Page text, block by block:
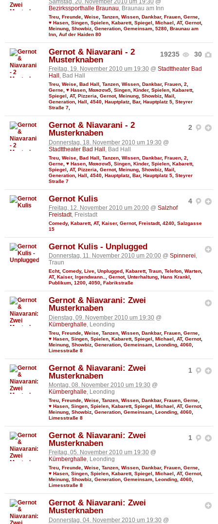
Samstag, 20. November 2010 um 19:30 @
Bezirkssporthalle Braunau, Braunau am Inn
Treu Freunde Weise Tanzen Wissen Dankbar, Frauen Gerne
♥ Hasen Singen Spielen Kabarett, Spiegel Michael AT, Gernot,
Meinung Showbiz Generation Gemeinsam 5280 Braunau am
Inn Auf der Haiden 80
19235 30
Gernot & Niavarani - 2
Musterknaben
Freitag, 19. November 2010 um 19:30 @ Stadttheater Bad
Hall , Bad Hall
Treu, Weise, Bad Hall, Tanzen, Wissen, Dankbar, Frauen, 2,
Gerne, ♥ Hasen, Мαяσσи5, Singen, Kinder, Spielen, Kabarett,
Spiegel, AT, Pizzeria, Gernot, Meinung, Showbiz, Mail,
Generation, Hall, 4540, Hauptplatz, Bar, Hauptplatz 5, Steyrer
Straße 7,
2
Gernot & Niavarani - 2
Musterknaben
Donnerstag, 18. November 2010 um 19:30 @
Stadttheater Bad Hall , Bad Hall
Treu Weise Bad Hall Tanzen Wissen Dankbar, Frauen 2
Gerne ♥ Hasen Мαяσσи5 Singen Kinder, Spielen Kabarett,
Spiegel
AT, Pizzeria Gernot, Meinung Showbiz Mail
Generation Hall 4540 Hauptplatz Bar, Hauptplatz 5 Steyrer
Straße 7
4
Gernot Kulis
Freitag, 12. November 2010 um 20:00 @ Salzhof
Freistadt, Freistadt
Comedy, Kabarett, AT, Kaiser, Gernot, Freistadt, 4240 Salzgasse
15
Gernot Kulis - Unplugged
Donnerstag, 11. November 2010 um 20:00 @ Spinnerei,
Traun
Echt, Comedy, Live, Unplugged, Kabarett, Traun, Telefon, Warten,
AT, Kaiser, Irgendwann.., Gernot, Unterhaltung, Hans Krankl,
Publikum, 1200, 4050, Fabrikstraße
Gernot & Niavarani: Zwei
Musterknaben
Dienstag, 09. November 2010 um 19:30 @
Kürnberghalle , Leonding
Treu Freunde Weise Tanzen Wissen Dankbar, Frauen Gerne
♥ Hasen Singen Spielen Kabarett, Spiegel Michael AT, Gernot,
Meinung Showbiz Generation Gemeinsam Leonding 4060
Limesstraße 8
1
Gernot & Niavarani: Zwei
Musterknaben
Montag, 08. November 2010 um 19:30 @
Kürnberghalle, Leonding
Treu Freunde Weise Tanzen Wissen Dankbar, Frauen Gerne
♥ Hasen Singen Spielen Kabarett, Spiegel Michael AT, Gernot,
Meinung Showbiz Generation Gemeinsam Leonding 4060
Limesstraße 8
1
Gernot & Niavarani: Zwei
Musterknaben
Freitag, 05. November 2010 um 19:30 @
Kürnberghalle, Leonding
Treu, Freunde, Weise, Tanzen, Wissen, Dankbar, Frauen, Gerne,
♥ Hasen, Singen, Spielen, Kabarett, Spiegel , Michael , AT, Gernot,
Meinung, Showbiz, Generation, Gemeinsam, Leonding, 4060,
Limesstraße 8
Gernot & Niavarani: Zwei
Musterknaben
Donnerstag, 04. November 2010 um 19:30 @